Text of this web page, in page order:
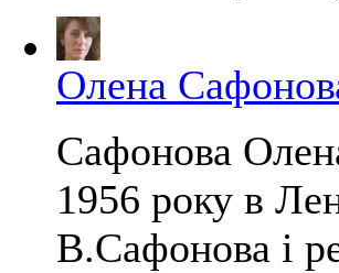
Олена
Сафонова
1956 року в
В.Сафонова і